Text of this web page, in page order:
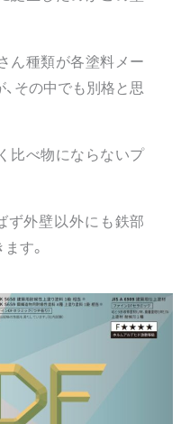
ん種類が各塗料メー
その中でも別格と思
比べ物にならないプ
ず外壁以外にも鉄部
す。